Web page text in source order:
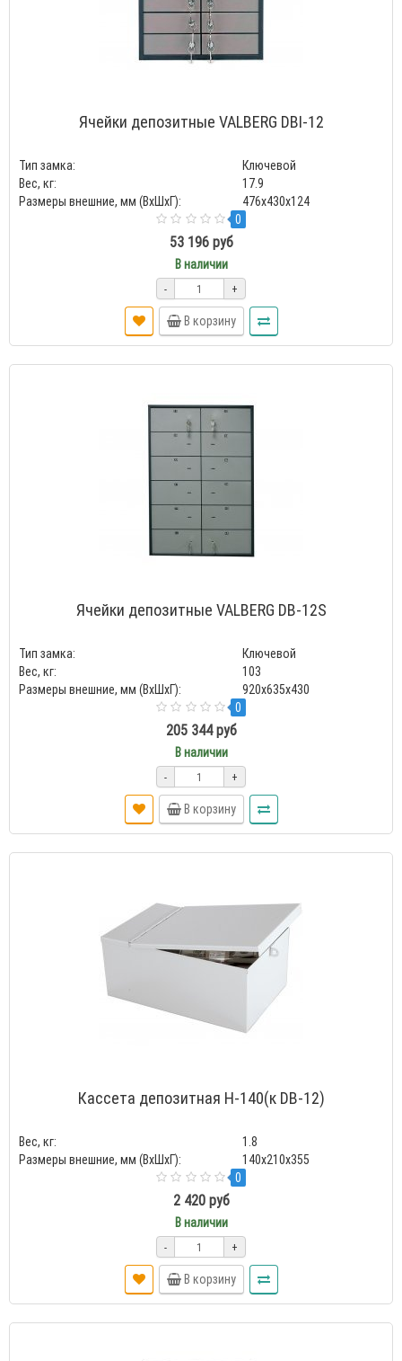
Ячейки депозитные VALBERG DBI-12
Тип замка:
Ключевой
Вес, кг:
17.9
Размеры внешние, мм (ВхШхГ):
476x430x124
0
53 196 руб
В наличии
- +
В корзину
Ячейки депозитные VALBERG DB-12S
Тип замка:
Ключевой
Вес, кг:
103
Размеры внешние, мм (ВхШхГ):
920x635x430
0
205 344 руб
В наличии
- +
В корзину
Кассета депозитная Н-140(к DB-12)
Вес, кг:
1.8
Размеры внешние, мм (ВхШхГ):
140x210x355
0
2 420 руб
В наличии
- +
В корзину